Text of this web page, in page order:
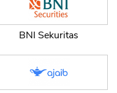
BNI Sekuritas
OK
CANCEL